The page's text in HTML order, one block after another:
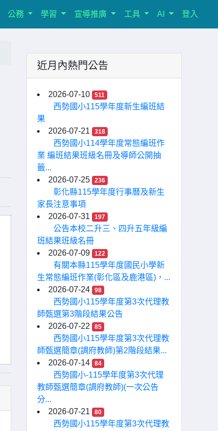
公務 學習 宣導推廣 工具 AI 登入
近月內熱門公告
2026-07-10 511
西勢國小115學年度新生編班結
果
2026-07-21
318
西勢國小114學年度常態編班作
業 編班結果班級名冊及導師公開抽
籤...
2026-07-25
236
彰化縣115學年度行事曆及新生
家長注意事項
2026-07-31
197
公告本校二升三、四升五年級編
班結果班級名冊
2026-07-09
122
有關本縣115學年度國民小學新
生常態編班作業(彰化區及鹿港區)，...
2026-07-24
98
西勢國小115學年度第3次代理教
師甄選第3階段結果公告
2026-07-22
85
西勢國小115學年度第3次代理教
師甄選簡章(調府教師)第2階段結果...
2026-07-14
84
西勢國小-115學年度第3次代理
教師甄選簡章(調府教師)(一次公告
分...
2026-07-21
80
西勢國小115學年度第3次代理教